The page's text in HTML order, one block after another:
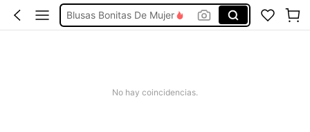
Conjunto De Dos Piezas Mujer
No hay coincidencias.